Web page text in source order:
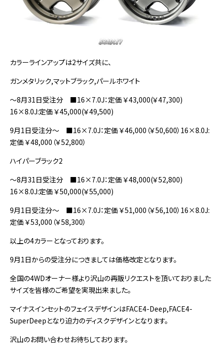
カラーラインアップは2サイズ共に、
ガンメタリック,マットブラック,パールホワイト
～8月31日受注分 ■16×7.0J：定価 ￥43,000(￥47,300)
16×8.0J:定価 ￥45,000(￥49,500)
9月1日受注分～ ■16×7.0J：定価 ￥46,000（￥50,600）16×8.0J:
定価 ￥48,000（￥52,800）
ハイパーブラック2
～8月31日受注分 ■16×7.0J：定価 ￥48,000(￥52,800)
16×8.0J:定価 ￥50,000(￥55,000)
9月1日受注分～ ■16×7.0J：定価 ￥51,000（￥56,100）16×8.0J:
定価 ￥53,000（￥58,300）
以上の4カラーとなっております。
9月1日からの受注分につきましては価格改定となります。
全国の4WDオーナー様より沢山の再販リクエストを頂いておりました
サイズを皆様のご希望を実現出来ました。
マイナスインセットのフェイスデザインはFACE4-Deep,FACE4-
SuperDeepとなり迫力のディスクデザインとなります。
沢山のお問い合わせお待ちしております。